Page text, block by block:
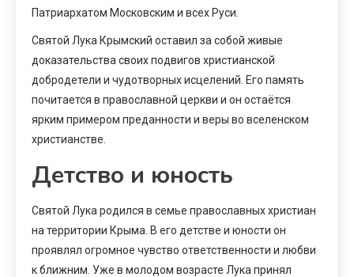
Патриархатом Московским и всех Руси.
Святой Лука Крымский оставил за собой живые
доказательства своих подвигов христианской
добродетели и чудотворных исцелений. Его память
почитается в православной церкви и он остаётся
ярким примером преданности и веры во вселенском
христианстве.
Детство и юность
Святой Лука родился в семье православных христиан
на территории Крыма. В его детстве и юности он
проявлял огромное чувство ответственности и любви
к ближним. Уже в молодом возрасте Лука принял